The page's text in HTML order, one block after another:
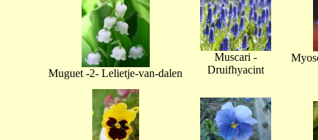
Muguet -2- Lelietje-van-dalen
Muscari -
Druifhyacint